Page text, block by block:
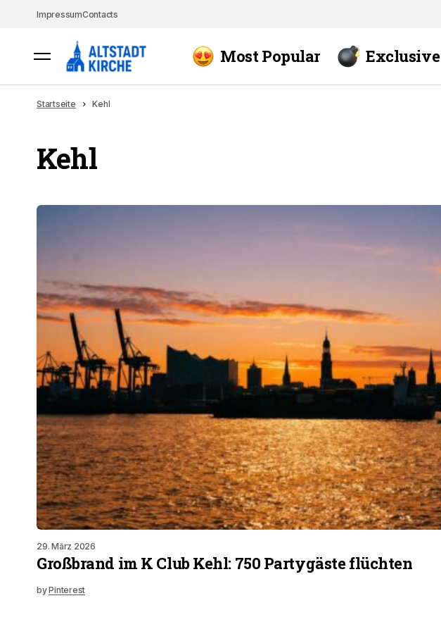
ImpressumContacts
Most Popular Exclusive
Startseite Kehl
Kehl
29. März 2026
Großbrand im K Club Kehl: 750 Partygäste flüchten
byPinterest